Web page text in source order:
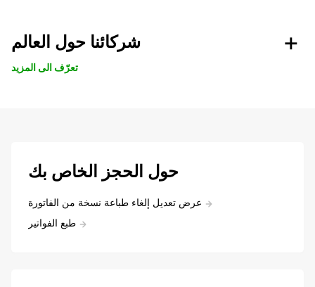
شركائنا حول العالم
تعرّف الى المزيد
حول الحجز الخاص بك
عرض تعديل إلغاء طباعة نسخة من الفاتورة
طبع الفواتير